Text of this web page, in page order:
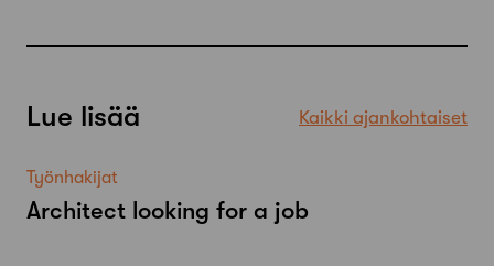
Lue lisää Kaikki ajankohtaiset
Työnhakijat
Architect looking for a job